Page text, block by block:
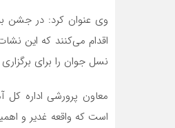
وی عنوان کرد: در جشن
اقدام می‌کنند که این
نسل جوان را برای
معاون پرورشی اداره‌
است که واقعه غدیر و